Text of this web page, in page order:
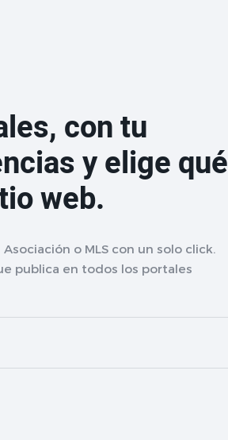
con tu
y elige qué
web.
o MLS con un solo click.
publica en todos los portales